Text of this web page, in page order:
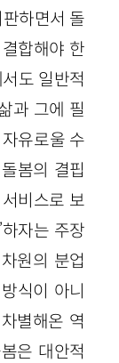
하면서 돌
합해야 한
도 일반적
과 그에 필
유로울 수
봄의 결핍
비스로 보
자는 주장
원의 분업
식이 아니
별해온 역
은 대안적